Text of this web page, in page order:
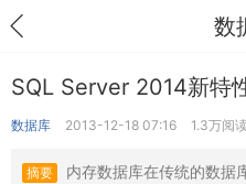
数
SQL Server 2014新特
数据库 2013-12-18 07:16 1.3万阅读
摘要
内存数据库在传统的数据